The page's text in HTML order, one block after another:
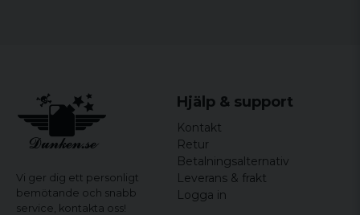
Vi ger dig ett personligt
bemötande och snabb
service, kontakta oss!
Hjälp & support
Kontakt
Retur
Betalningsalternativ
Leverans & frakt
Logga in